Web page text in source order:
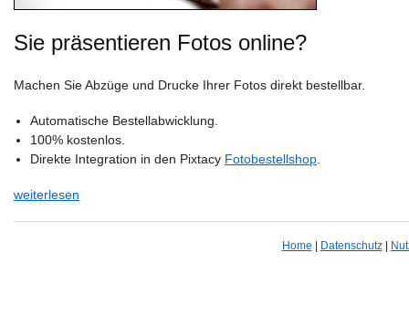
Sie präsentieren Fotos online?
Machen Sie Abzüge und Drucke Ihrer Fotos direkt bestellbar.
Automatische Bestellabwicklung.
100% kostenlos.
Direkte Integration in den Pixtacy Fotobestellshop
weiterlesen
Home Datenschutz|